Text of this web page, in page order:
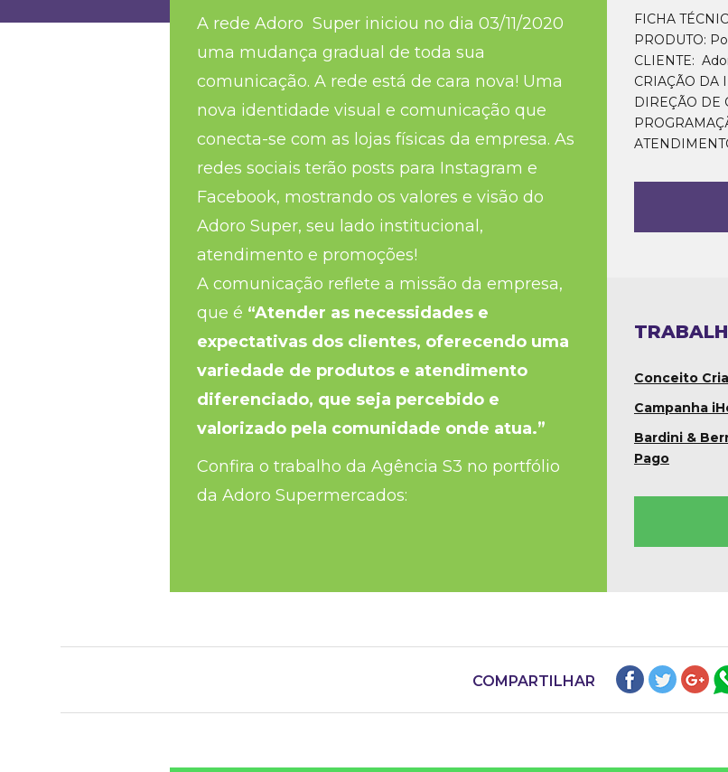
A rede Adoro Super iniciou no dia 03/11/2020
uma mudança gradual de toda sua
comunicação. A rede está de cara nova! Uma
nova identidade visual e comunicação que
conecta-se com as lojas físicas da empresa. As
redes sociais terão posts para Instagram e
Facebook, mostrando os valores e visão do
Adoro Super, seu lado institucional,
atendimento e promoções!
A comunicação reflete a missão da empresa,
que é “Atender as necessidades e
expectativas dos clientes, oferecendo uma
variedade de produtos e atendimento
diferenciado, que seja percebido e
valorizado pela comunidade onde atua.”
Confira o trabalho da Agência S3 no portfólio
da Adoro Supermercados:
FICHA
PRODUTO:
CLIENTE:
CRIAÇÃO DA
DIREÇÃO DE
Conceito
Campanha
Bardini &
Pago
COMPARTILHAR